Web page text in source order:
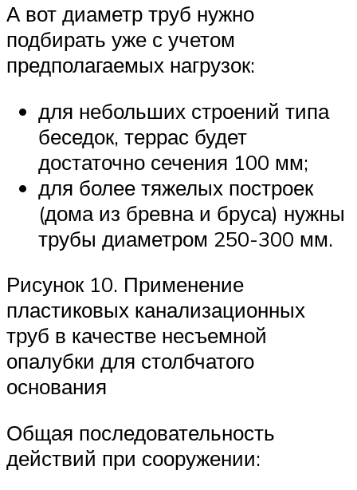
А вот диаметр труб нужно
подбирать уже с учетом
предполагаемых нагрузок:
для небольших строений типа
беседок, террас будет
достаточно сечения 100 мм;
для более тяжелых построек
(дома из бревна и бруса) нужны
трубы диаметром 250-300 мм.
Рисунок 10. Применение
пластиковых канализационных
труб в качестве несъемной
опалубки для столбчатого
основания
Общая последовательность
действий при сооружении: